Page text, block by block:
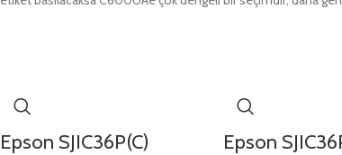
Epson SJIC36P(C)
Epson